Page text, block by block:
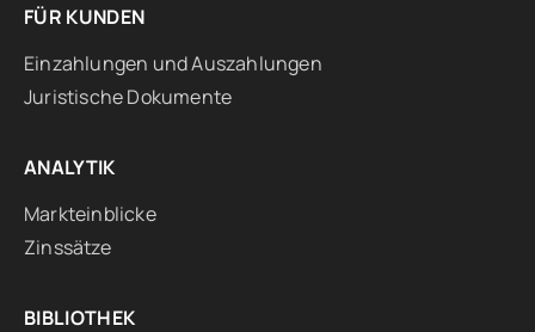
FÜR KUNDEN
Einzahlungen und Auszahlungen
Juristische Dokumente
ANALYTIK
Markteinblicke
Zinssätze
BIBLIOTHEK